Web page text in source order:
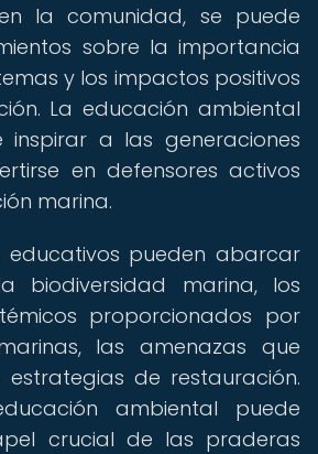
la comunidad, se puede
sobre la importancia
y los impactos positivos
La educación ambiental
inspirar a las generaciones
en defensores activos
marina.
educativos pueden abarcar
biodiversidad marina, los
proporcionados por
las amenazas que
de restauración.
ambiental puede
crucial de las praderas